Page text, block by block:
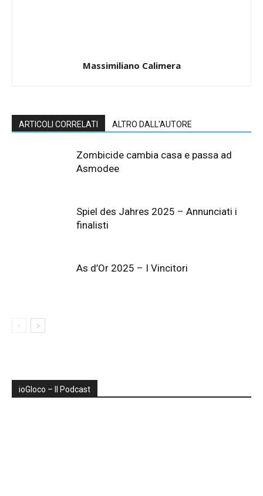
Massimiliano Calimera
ARTICOLI CORRELATI ALTRO DALL'AUTORE
Zombicide cambia casa e passa ad
Asmodee
Spiel des Jahres 2025 – Annunciati i
finalisti
As d’Or 2025 – I Vincitori
ioGIoco – Il Podcast